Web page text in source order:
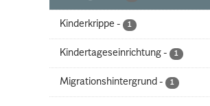
Kinderkrippe - 1
Kindertageseinrichtung - 1
Migrationshintergrund - 1